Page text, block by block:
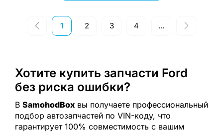
1 2 3 4 ...
Хотите купить запчасти Ford
без риска ошибки?
В SamohodBox вы получаете профессиональный
подбор автозапчастей по VIN-коду, что
гарантирует 100% совместимость с вашим